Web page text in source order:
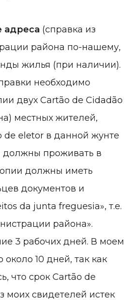
адреса (справка из
района по-нашему,
жилья (при наличии).
необходимо
двух Cartão de Cidadão
местных жителей,
eletor в данной жунте
должны проживать в
должны иметь
документов и
da junta freguesia», т.е.
района».
3 рабочих дней. В моем
около 10 дней, так как
что срок Cartão de
моих свидетелей истек